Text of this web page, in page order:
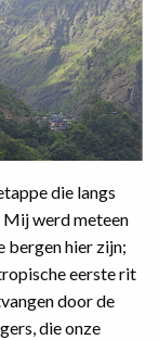
die langs
werd meteen
bergen hier zijn;
eerste rit
door de
die onze